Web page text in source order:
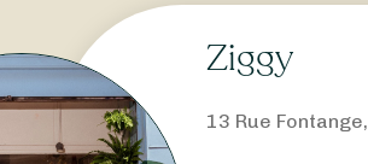
Ziggy
13 Rue